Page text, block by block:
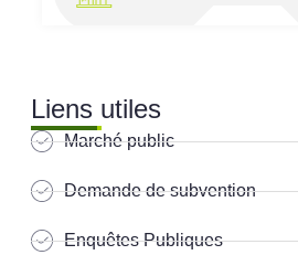
Liens utiles
Marché public
Demande de subvention
Enquêtes Publiques